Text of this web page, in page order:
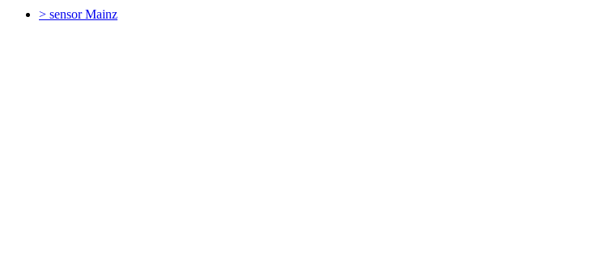
> sensorMainz